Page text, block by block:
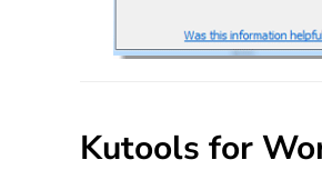
Kutools for